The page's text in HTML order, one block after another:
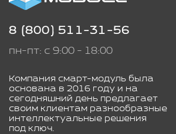
8 (800) 511-31-56
пн-пт: с 9:00 - 18:00
Компания смарт-модуль была
основана в 2016 году и на
сегодняшний день предлагает
своим клиентам разнообразные
интеллектуальные решения
под ключ.